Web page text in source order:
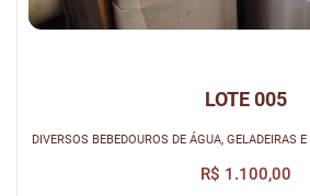
LOTE 005
DIVERSOS BEBEDOUROS DE ÁGUA, GELADEIRAS
R$ 1.100,00